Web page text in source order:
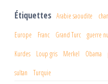
er oo
k
ge
r
Étiquettes Arabie saoudite
Europe Franc Grand Turc guerre
Kurdes Loup gris Merkel Obama
sultan Turquie